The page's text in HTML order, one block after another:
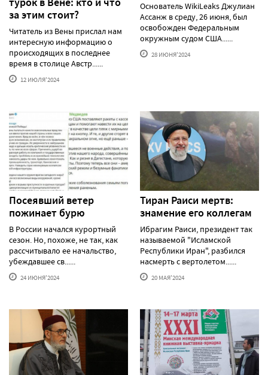
за этим стоит?
Читатель из Вены прислал нам
интересную информацию о
происходящих в последнее
время в столице Австр......
12 ИЮЛЯ'2024
Основатель WikiLeaks Джулиан
Ассанж в среду, 26 июня, был
освобожден Федеральным
окружным судом США......
28 ИЮНЯ'2024
Посеявший ветер
пожинает бурю
В России начался курортный
сезон. Но, похоже, не так, как
рассчитывало ее начальство,
убеждавшее св......
24 ИЮНЯ'2024
Тиран Раиси мертв:
знамение его коллегам
Ибрагим Раиси, президент так
называемой "Исламской
Республики Иран", разбился
насмерть с вертолетом......
20 МАЯ'2024